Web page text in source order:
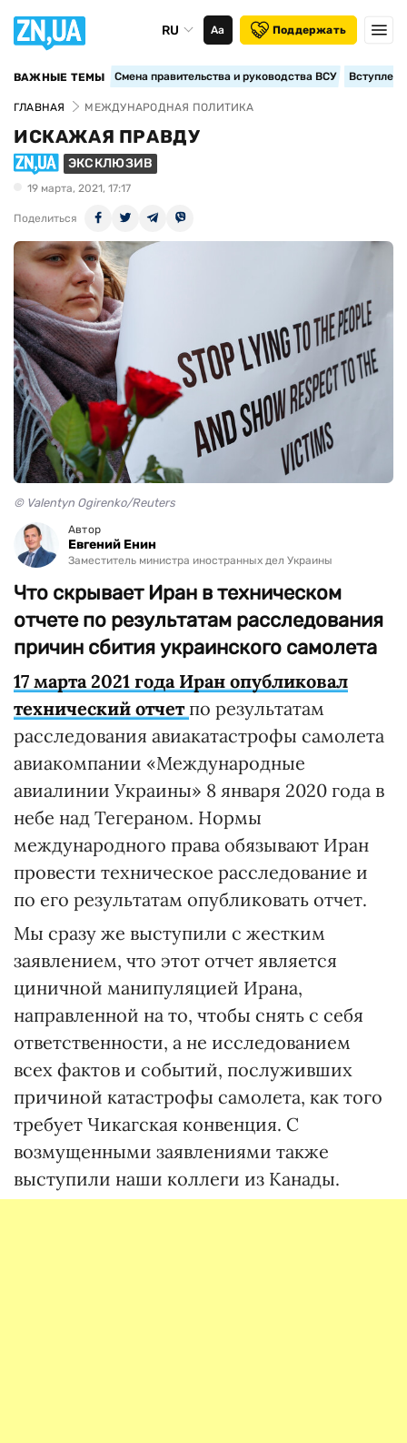
RU Аа Поддержать
ВАЖНЫЕ ТЕМЫ Смена правительства и руководства ВСУ
ГЛАВНАЯ МЕЖДУНАРОДНАЯ ПОЛИТИКА
ИСКАЖАЯ ПРАВДУ
ЭКСКЛЮЗИВ
19 марта, 2021, 17:17
Поделиться
© Valentyn Ogirenko/Reuters
Автор
Евгений Енин
Заместитель министра иностранных дел Украины
Что скрывает Иран в техническом
отчете по результатам расследования
причин сбития украинского самолета
17 марта 2021 года Иран опубликовал
технический отчет по результатам
расследования авиакатастрофы самолета
авиакомпании «Международные
авиалинии Украины» 8 января 2020 года в
небе над Тегераном. Нормы
международного права обязывают Иран
провести техническое расследование и
по его результатам опубликовать отчет.
Мы сразу же выступили с жестким
заявлением, что этот отчет является
циничной манипуляцией Ирана,
направленной на то, чтобы снять с себя
ответственности, а не исследованием
всех фактов и событий, послуживших
причиной катастрофы самолета, как того
требует Чикагская конвенция. С
возмущенными заявлениями также
выступили наши коллеги из Канады.